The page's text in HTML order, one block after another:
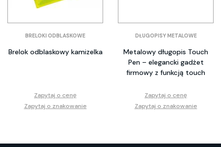
BRELOKI ODBLASKOWE
Brelok odblaskowy kamizelka
Zapytaj o cenę
Zapytaj o znakowanie
DŁUGOPISY METALOWE
Metalowy długopis Touch
Pen – elegancki gadżet
firmowy z funkcją touch
Zapytaj o cenę
Zapytaj o znakowanie